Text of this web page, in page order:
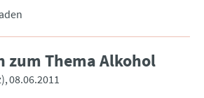
zum Thema Alkohol
08.06.2011